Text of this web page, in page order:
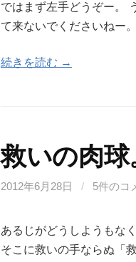
ではまず左手どうぞー。
て来ないでくださいねー
続きを読む →
救いの肉球
2012年6月28日 / 5件のコ
あるじがどうしようもな
そこに救いの手ならぬ「